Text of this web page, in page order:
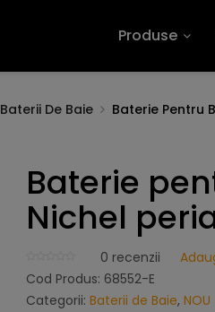
Produse
Baterii De Baie Baterie Pentru
Baterie
Nichel
0 recenzii
Cod Produs: 68552-E
Categorii: Baterii de Baie, NOU